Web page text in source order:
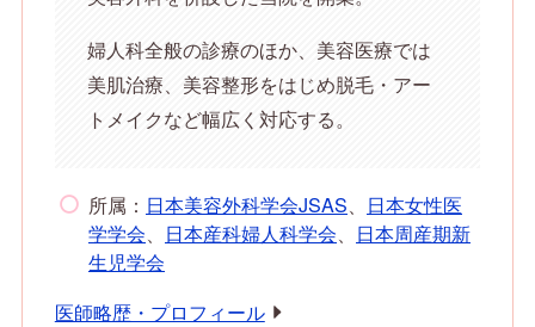
婦人科全般の診療のほか、美容医療では
美肌治療、美容整形をはじめ脱毛・アー
トメイクなど幅広く対応する。
所属： 日本美容外科学会JSAS
日本女性医
学学会
日本産科婦人科学会
日本周産期新
生児学会
医師略歴・プロフィール